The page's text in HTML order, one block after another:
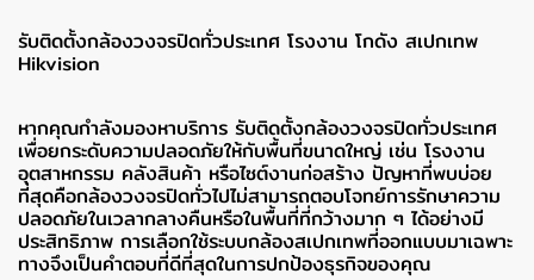
รับติดตั้งกล้องวงจรปิดทั่วประเทศ โรงงาน โกดัง สเปกเทพ
Hikvision
หากคุณกำลังมองหาบริการ รับติดตั้งกล้องวงจรปิดทั่วประเทศ
เพื่อยกระดับความปลอดภัยให้กับพื้นที่ขนาดใหญ่ เช่น โรงงาน
อุตสาหกรรม คลังสินค้า หรือไซต์งานก่อสร้าง ปัญหาที่พบบ่อย
ที่สุดคือกล้องวงจรปิดทั่วไปไม่สามารถตอบโจทย์การรักษาความ
ปลอดภัยในเวลากลางคืนหรือในพื้นที่ที่กว้างมาก ๆ ได้อย่างมี
ประสิทธิภาพ การเลือกใช้ระบบกล้องสเปกเทพที่ออกแบบมาเฉพาะ
ทางจึงเป็นคำตอบที่ดีที่สุดในการปกป้องธุรกิจของคุณ